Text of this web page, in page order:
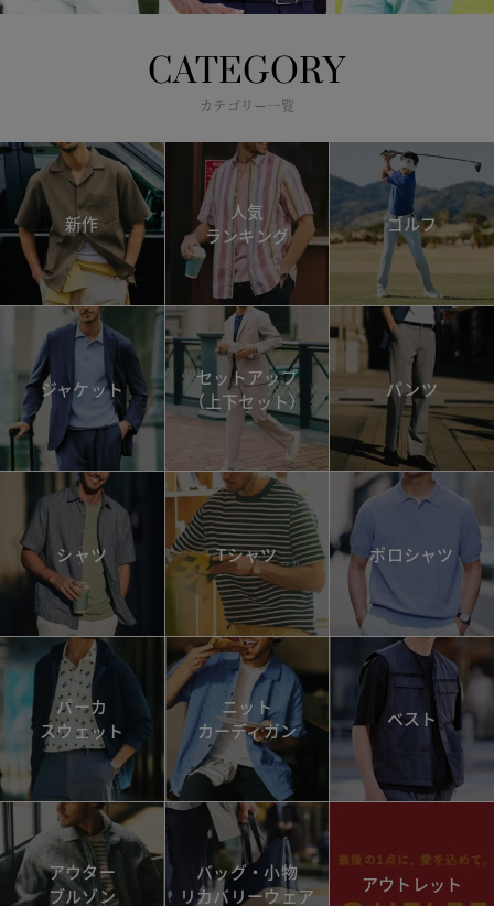
CATEGORY
カテゴリー一覧
新作
人気
ランキング
ゴルフ
ジャケット
セットアップ
（上下セット）
パンツ
シャツ Tシャツ ポロシャツ
パーカ
スウェット
ニット
カーディガン
ベスト
アウター
ブルゾン
バッグ・小物
リカバリーウェア
アウトレット